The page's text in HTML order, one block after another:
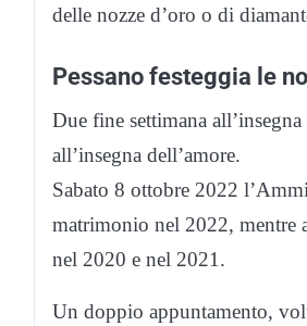
delle nozze d’oro o di
Pessano festeggia le
Due fine settimana
all’insegna dell’amore.
Sabato 8 ottobre 2022
matrimonio nel 2022, mentre
nel 2020 e nel 2021.
Un doppio appuntamento,